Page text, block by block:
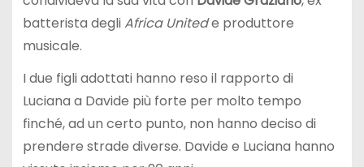
batterista degliAfrica Unitede produttore
musicale.
I due figli adottati hanno reso il rapporto di
Luciana a Davide più forte per molto tempo
finché, ad un certo punto, non hanno deciso di
prendere strade diverse. Davide e Luciana hanno